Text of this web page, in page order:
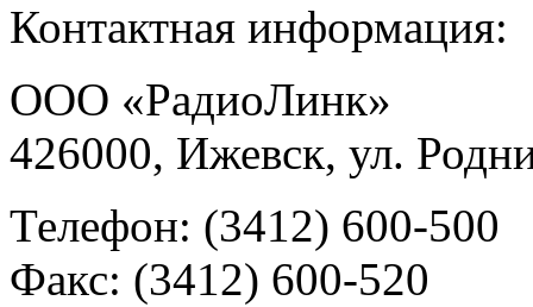
Контактная информация:
ООО «РадиоЛинк»
426000, Ижевск, ул.
Телефон: (3412) 600-500
Факс: (3412) 600-520